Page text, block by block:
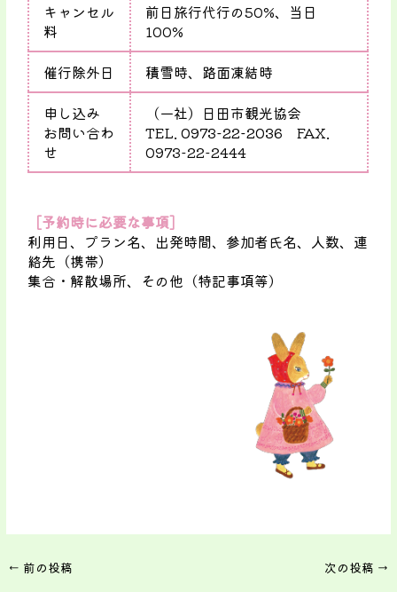
キャンセル
料
前日旅行代行の50%、当日
100%
催行除外日
積雪時、路面凍結時
申し込み
お問い合わ
せ
（一社）日田市観光協会
TEL.0973-22-2036 FAX.
0973-22-2444
［予約時に必要な事項］
利用日、プラン名、出発時間、参加者氏名、人数、連
絡先（携帯）
集合・解散場所、その他（特記事項等）
← 前の投稿 次の投稿 →